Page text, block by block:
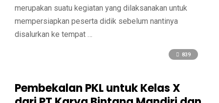
merupakan suatu kegiatan yang dilaksanakan untuk
mempersiapkan peserta didik sebelum nantinya
disalurkan ke tempat …
839
Pembekalan PKL untuk Kelas X